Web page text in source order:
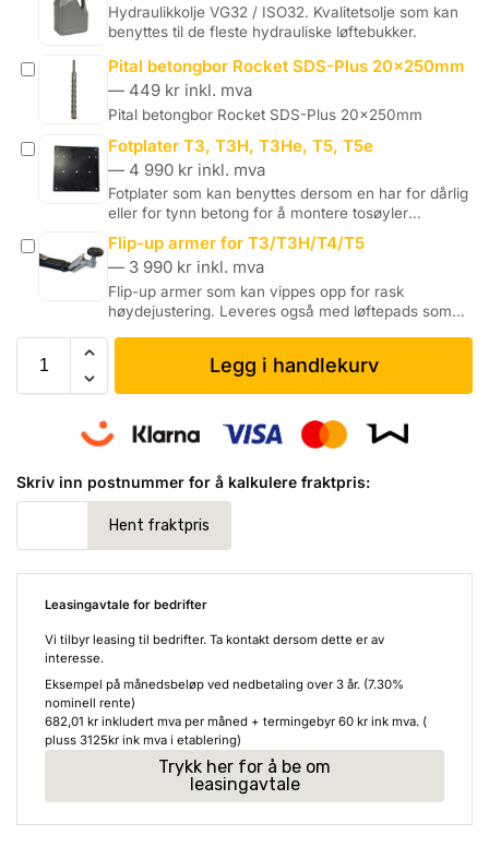
Hydraulikkolje VG32 / ISO32. Kvalitetsolje som kan
benyttes til de fleste hydrauliske løftebukker.
Pital betongbor Rocket SDS-Plus 20x250mm
— 449 kr inkl. mva
Pital betongbor Rocket SDS-Plus 20x250mm
Fotplater T3, T3H, T3He, T5, T5e
— 4 990 kr inkl. mva
Fotplater som kan benyttes dersom en har for dårlig
eller for tynn betong for å montere tosøyler
løftebukk…
Flip-up armer for T3/T3H/T4/T5
— 3 990 kr inkl. mva
Flip-up armer som kan vippes opp for rask
høydejustering. Leveres også med løftepads som
Legg i handlekurv
Skriv inn postnummer for å kalkulere fraktpris:
Leasingavtale for bedrifter
Vi tilbyr leasing til bedrifter. Ta kontakt dersom dette er av
interesse.
Eksempel på månedsbeløp ved nedbetaling over 3 år. (7.30%
nominell rente)
682,01 kr inkludert mva per måned + termingebyr 60 kr ink mva. (
pluss 3125kr ink mva i etablering)
Trykk her for å be om
leasingavtale